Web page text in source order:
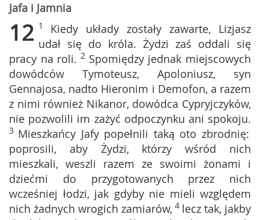
Jafa i Jamnia
12 1 Kiedy układy zostały zawarte, Lizjasz
udał się do króla. Żydzi zaś oddali się
pracy na roli. 2 Spomiędzy jednak miejscowych
dowódców Tymoteusz, Apoloniusz, syn
Gennajosa, nadto Hieronim i Demofon, a razem
z nimi również Nikanor, dowódca Cypryjczyków,
nie pozwolili im zażyć odpoczynku ani spokoju.
3 Mieszkańcy Jafy popełnili taką oto zbrodnię:
poprosili, aby Żydzi, którzy wśród nich
mieszkali, weszli razem ze swoimi żonami i
dziećmi do przygotowanych przez nich
wcześniej łodzi, jak gdyby nie mieli względem
nich żadnych wrogich zamiarów, 4 lecz tak, jakby